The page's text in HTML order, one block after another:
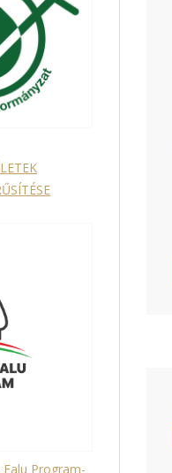
Program-